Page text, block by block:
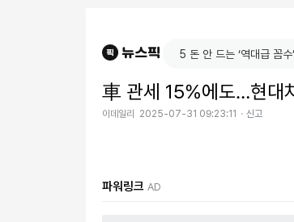
車 관세 15%에도…현대
이데일리 2025-07-31 09:23:11 신고
파워링크 AD